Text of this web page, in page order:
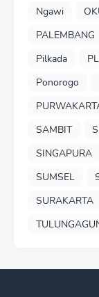
Ngawi
PALEMBANG
Pilkada
Ponorogo
SAMBIT
SINGAPURA
SUMSEL
SURAKARTA